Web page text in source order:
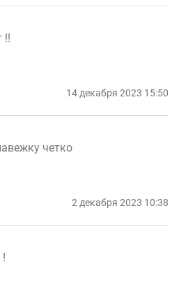
!!
14 декабря 2023 15:50
четко
2 декабря 2023 10:38